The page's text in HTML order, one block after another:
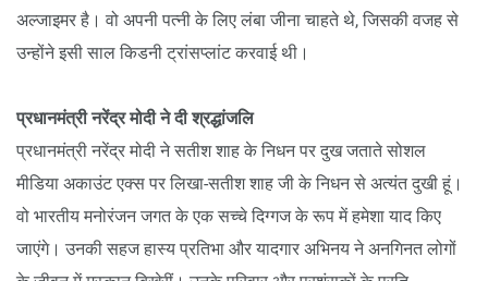
अल्जाइमर है। वो अपनी पत्नी के लिए लंबा जीना चाहते थे, जिसकी वजह से
उन्होंने इसी साल किडनी ट्रांसप्लांट करवाई थी।
प्रधानमंत्री नरेंद्र मोदी ने दी श्रद्धांजलि
प्रधानमंत्री नरेंद्र मोदी ने सतीश शाह के निधन पर दुख जताते सोशल
मीडिया अकाउंट एक्स पर लिखा-सतीश शाह जी के निधन से अत्यंत दुखी हूं।
वो भारतीय मनोरंजन जगत के एक सच्चे दिग्गज के रूप में हमेशा याद किए
जाएंगे। उनकी सहज हास्य प्रतिभा और यादगार अभिनय ने अनगिनत लोगों